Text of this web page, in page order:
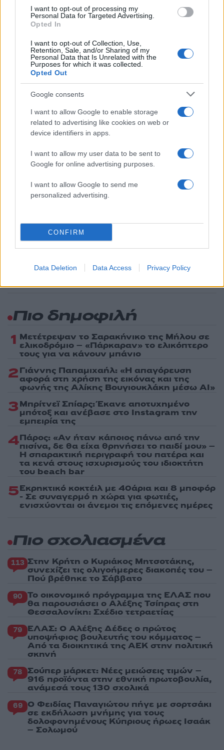
I want to opt-out of processing my
Personal Data for Targeted Advertising.
Opted In
I want to opt-out of Collection, Use,
Retention, Sale, and/or Sharing of my
Personal Data that Is Unrelated with the
Purposes for which it was collected.
Opted Out
Google consents
I want to allow Google to enable storage
related to advertising like cookies on web or
device identifiers in apps.
I want to allow my user data to be sent to
Google for online advertising purposes.
I want to allow Google to send me
personalized advertising.
CONFIRM
Data Deletion Data Access Privacy Policy
Σχολίασε εδώ
50 /50
2000 /2000
Υποβολή σχολίου
Όροι Χρήσης . Το site προστατεύεται από reCAPTCHA, ισχύουν
Πολιτική Απορρήτου&Όροι Χρήσης της Google.
ΝΙΚΟΛΑ ΣΑΡΚΟΖΙ
ΦΥΛΑΚΗ
Ακολουθήστε το Νewsit.gr στο
ενημερωθείτε πρώτοι για όλη την ειδησεογραφία και τα
τελευταία νέατης ημέρας
Πιο δημοφιλή
1 Μετέτρεψαν το Σαρακήνικο της Μήλου σε
ελικοδρόμιο – «Πάρκαραν» το ελικόπτερο
τους για να κάνουν μπάνιο
2Γιάννης Παπαμιχαήλ: «Η απαγόρευση
αφορά στη χρήση της εικόνας και της
φωνής της Αλίκης Βουγιουκλάκη μέσω AI»
3Μπρίτνεϊ Σπίαρς: Έκανε αποτυχημένο
μπότοξ και ανέβασε στο Instagram την
εμπειρία της
4Πάρος: «Αν ήταν κάποιος πάνω από την
πισίνα, δε θα είχα θρηνήσει το παιδί μου» –
Η σπαρακτική περιγραφή του πατέρα και
τα κενά στους ισχυρισμούς του ιδιοκτήτη
του beach bar
5Εκρηκτικό κοκτέιλ με 40άρια και 8 μποφόρ
- Σε συναγερμό η χώρα για φωτιές,
ενισχύονται οι άνεμοι τις επόμενες ημέρες
Πιο σχολιασμένα
113 Στην Κρήτη ο Κυριάκος Μητσοτάκης,
συνεχίζει τις ολιγοήμερες διακοπές του –
Πού βρέθηκε το Σάββατο
90 Το οικονομικό πρόγραμμα της ΕΛΑΣ που
θα παρουσιάσει ο Αλέξης Τσίπρας στη
Θεσσαλονίκη: Σχέδιο τετραετίας
79 ΕΛΑΣ: Ο Αλέξης Δέδες ο πρώτος
υποψήφιος βουλευτής του κόμματος –
Από τα διοικητικά της ΑΕΚ στην πολιτική
σκηνή
78 Σούπερ μάρκετ: Νέες μειώσεις τιμών –
916 προϊόντα στην εθνική πρωτοβουλία,
ανάμεσά τους 130 σχολικά
69 Ο Φειδίας Παναγιώτου πήγε με σορτσάκι
σε εκδήλωση μνήμης για τους
δολοφονημένους Κύπριους ήρωες Ισαάκ
– Σολωμού